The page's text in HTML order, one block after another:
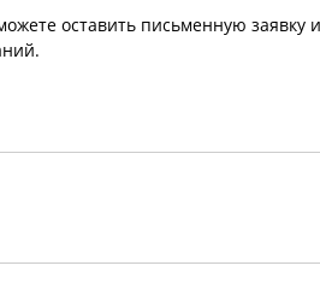
оставить письменную